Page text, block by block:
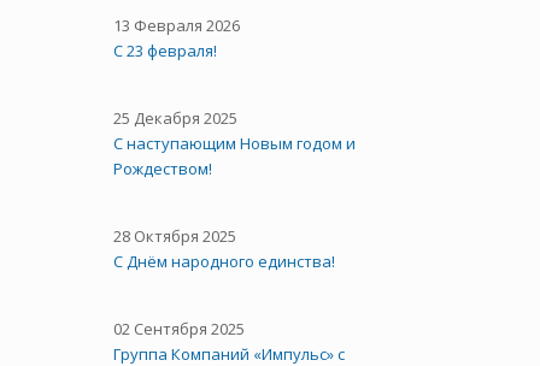
13 Февраля 2026
С 23 февраля!
25 Декабря 2025
С наступающим Новым годом и
Рождеством!
28 Октября 2025
C Днём народного единства!
02 Сентября 2025
Группа Компаний «Импульс» с